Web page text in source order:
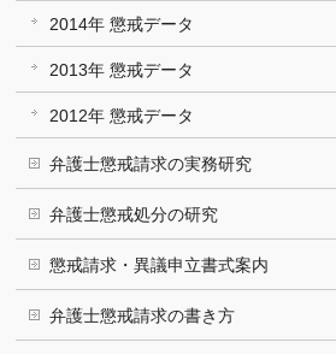
2014年 懲戒データ
2013年 懲戒データ
2012年 懲戒データ
弁護士懲戒請求の実務研究
弁護士懲戒処分の研究
懲戒請求・異議申立書式案内
弁護士懲戒請求の書き方